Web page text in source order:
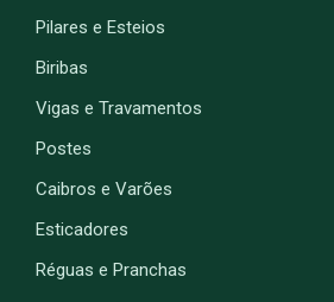
Pilares e Esteios
Biribas
Vigas e Travamentos
Postes
Caibros e Varões
Esticadores
Réguas e Pranchas